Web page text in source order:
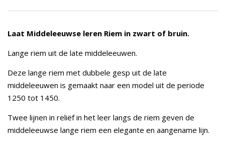
Laat Middeleeuwse leren Riem in zwart of bruin.
Lange riem uit de late middeleeuwen.
Deze lange riem met dubbele gesp uit de late
middeleeuwen is gemaakt naar een model uit de periode
1250 tot 1450.
Twee lijnen in reliëf in het leer langs de riem geven de
middeleeuwse lange riem een elegante en aangename lijn.